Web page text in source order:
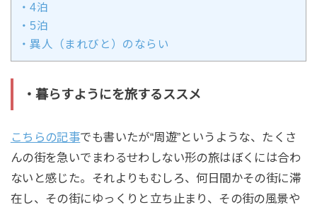
・4泊
・5泊
・異人（まれびと）のならい
・暮らすようにを旅するススメ
こちらの記事でも書いたが“周遊”というような、たくさ
んの街を急いでまわるせわしない形の旅はぼくには合わ
ないと感じた。それよりもむしろ、何日間かその街に滞
在し、その街にゆっくりと立ち止まり、その街の風景や